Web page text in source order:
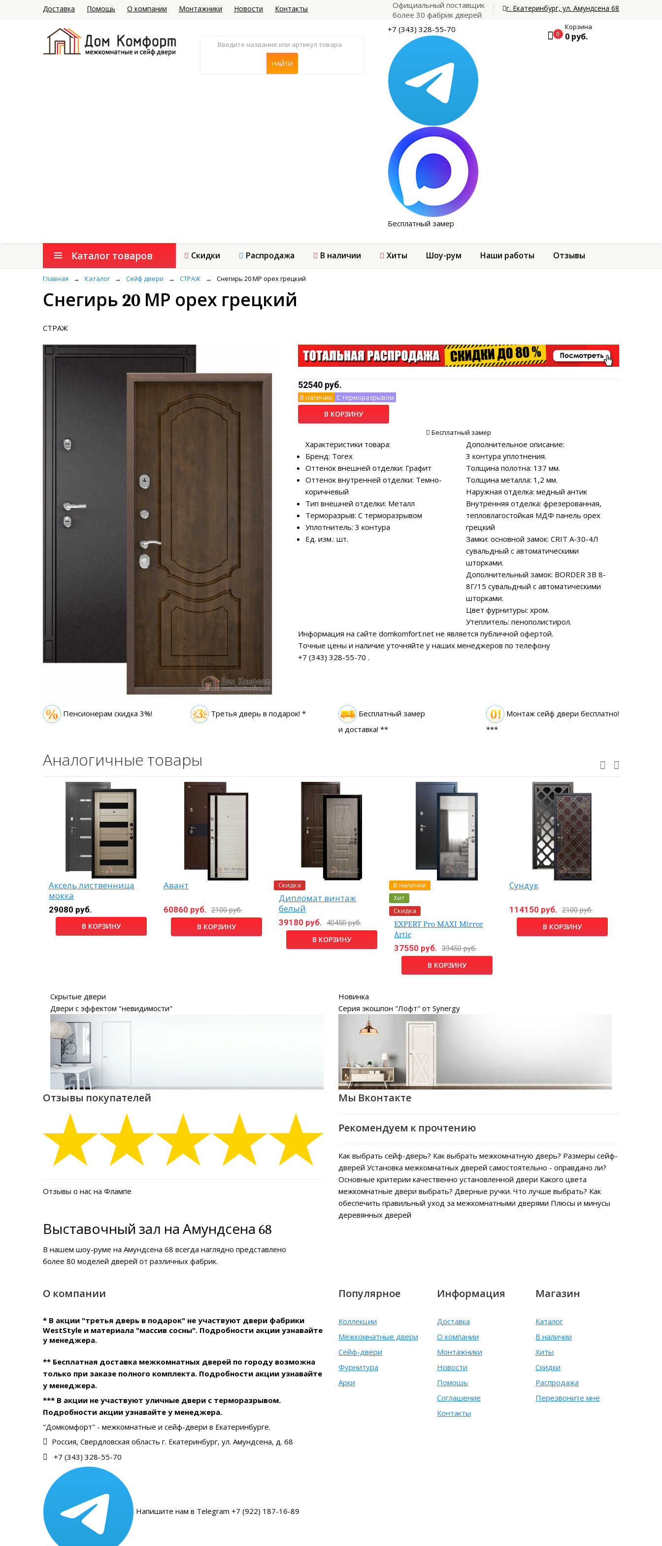
Доставка Помощь О компании Монтажники Новости Контакты
Официальный поставщик
более 30 фабрик дверей
г. Екатеринбург, ул. Амундсена 68
+7 (343) 328-55-70
Бесплатный замер
0
Корзина
0 руб.
Каталог товаров Скидки Распродажа В наличии Хиты Шоу-рум Наши работы Отзывы
Главная → Каталог → Сейф двери → СТРАЖ → Снегирь 20 МР орех грецкий
Снегирь 20 МР орех грецкий
СТРАЖ
52540 руб.
В наличии С терморазрывом
В КОРЗИНУ
Бесплатный замер
Характеристики товара:
Бренд: Torex
Оттенок внешней отделки: Графит
Оттенок внутренней отделки: Темно-
коричневый
Тип внешней отделки: Металл
Терморазрыв: С терморазрывом
Уплотнитель: 3 контура
Ед. изм.: шт.
Дополнительное описание:
3 контура уплотнения.
Толщина полотна: 137 мм.
Толщина металла: 1,2 мм.
Наружная отделка: медный антик
Внутренняя отделка: фрезерованная,
тепловлагостойкая МДФ панель орех
грецкий
Замки: основной замок: CRIT A-30-4Л
сувальдный с автоматическими
шторками.
Дополнительный замок: BORDER 3В 8-
8Г/15 сувальдный с автоматическими
шторками.
Цвет фурнитуры: хром.
Утеплитель: пенополистирол.
Информация на сайте domkomfort.net не является публичной офертой.
Точные цены и наличие уточняйте у наших менеджеров по телефону
+7 (343) 328-55-70 .
Пенсионерам скидка 3%! Третья дверь в подарок! *
Бесплатный замер
и доставка! **
Монтаж сейф двери бесплатно!
***
Аналогичные товары
Аксель лиственница
мокка
29080 руб.
В КОРЗИНУ
Авант
60860 руб. 2100 руб.
В КОРЗИНУ
Скидка
Дипломат винтаж
белый
39180 руб. 40450 руб.
В КОРЗИНУ
В наличии
Хит
Скидка
EXPERT Pro MAXI Mirror
Artic
37550 руб. 39450 руб.
В КОРЗИНУ
Сундук
114150 руб. 2100 руб.
В КОРЗИНУ
Скрытые двери
Двери с эффектом "невидимости"
Новинка
Серия экошпон "Лофт" от Synergy
Отзывы покупателей
Отзывы о нас на Флампе
Мы Вконтакте
Рекомендуем к прочтению
Как выбрать сейф-дверь? Как выбрать межкомнатную дверь? Размеры сейф-
дверей Установка межкомнатных дверей самостоятельно - оправдано ли?
Основные критерии качественно установленной двери Какого цвета
межкомнатные двери выбрать? Дверные ручки. Что лучше выбрать? Как
обеспечить правильный уход за межкомнатными дверями Плюсы и минусы
деревянных дверей
Выставочный зал на Амундсена 68
В нашем шоу-руме на Амундсена 68 всегда наглядно представлено
более 80 моделей дверей от различных фабрик.
О компании
* В акции "третья дверь в подарок" не участвуют двери фабрики
WestStyle и материала "массив сосны". Подробности акции узнавайте
у менеджера.
** Бесплатная доставка межкомнатных дверей по городу возможна
только при заказе полного комплекта. Подробности акции узнавайте
у менеджера.
*** В акции не участвуют уличные двери с терморазрывом.
Подробности акции узнавайте у менеджера.
"Домкомфорт" - межкомнатные и сейф-двери в Екатеринбурге.
Россия, Свердловская область г. Екатеринбург, ул. Амундсена, д. 68
+7 (343) 328-55-70
Напишите нам в Telegram +7 (922) 187-16-89
Популярное
Коллекции
Межкомнатные двери
Сейф-двери
Фурнитура
Арки
Информация
Доставка
О компании
Монтажники
Новости
Помощь
Соглашение
Контакты
Магазин
Каталог
В наличии
Хиты
Скидки
Распродажа
Перезвоните мне